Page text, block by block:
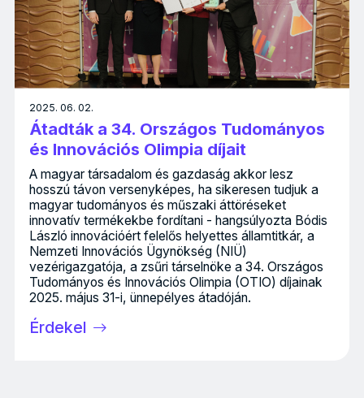
2025. 06. 02.
Átadták a 34. Országos Tudományos
és Innovációs Olimpia díjait
A magyar társadalom és gazdaság akkor lesz
hosszú távon versenyképes, ha sikeresen tudjuk a
magyar tudományos és műszaki áttöréseket
innovatív termékekbe fordítani - hangsúlyozta Bódis
László innovációért felelős helyettes államtitkár, a
Nemzeti Innovációs Ügynökség (NIÜ)
vezérigazgatója, a zsűri társelnöke a 34. Országos
Tudományos és Innovációs Olimpia (OTIO) díjainak
2025. május 31-i, ünnepélyes átadóján.
Érdekel